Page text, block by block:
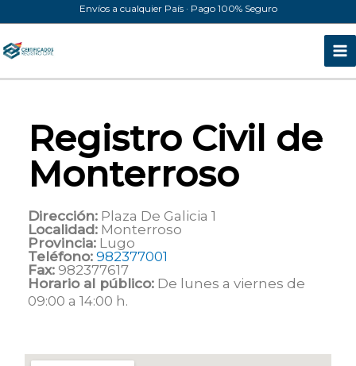
al
contenido
Envíos a cualquier País · Pago 100% Seguro
Registro Civil de
Monterroso
Dirección: Plaza De Galicia 1
Localidad: Monterroso
Provincia: Lugo
Teléfono: 982377001
Fax: 982377617
Horario al público: De lunes a viernes de
09:00 a 14:00 h.